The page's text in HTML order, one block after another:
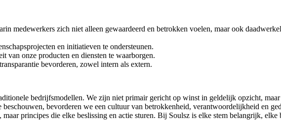
medewerkers zich niet alleen gewaardeerd en betrokken voelen, maar ook
en initiatieven te ondersteunen.
van onze producten en diensten te waarborgen.
bevorderen, zowel intern als extern.
bedrijfsmodellen. We zijn niet primair gericht op winst in geldelijk opzicht,
bevorderen we een cultuur van betrokkenheid, verantwoordelijkheid en
principes die elke beslissing en actie sturen. Bij Soulsz is elke stem belangrijk, elke